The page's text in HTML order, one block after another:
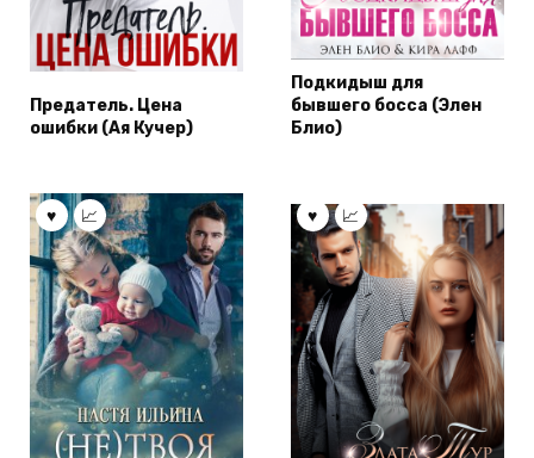
Предатель. Цена
ошибки (Ая Кучер)
Подкидыш для
бывшего босса (Элен
Блио)